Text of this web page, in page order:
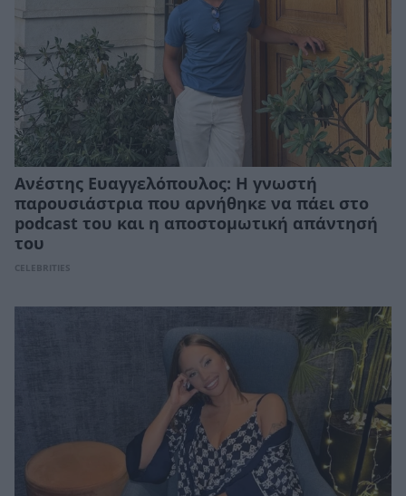
Ανέστης Ευαγγελόπουλος: Η γνωστή
παρουσιάστρια που αρνήθηκε να πάει στο
podcast του και η αποστομωτική απάντησή
του
CELEBRITIES